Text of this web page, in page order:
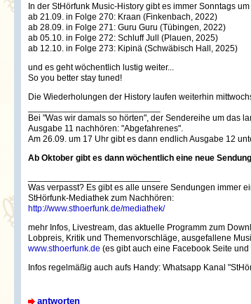
In der StHörfunk Music-History gibt es immer Sonntags
ab 21.09. in Folge 270: Kraan (Finkenbach, 2022)
ab 28.09. in Folge 271: Guru Guru (Tübingen, 2022)
ab 05.10. in Folge 272: Schluff Jull (Plauen, 2025)
ab 12.10. in Folge 273: Kipinä (Schwäbisch Hall, 2025)
und es geht wöchentlich lustig weiter...
So you better stay tuned!
Die Wiederholungen der History laufen weiterhin
Bei "Was wir damals so hörten", der Sendereihe um das
Ausgabe 11 nachhören: "Abgefahrenes".
Am 26.09. um 17 Uhr gibt es dann endlich Ausgabe 12
Ab Oktober gibt es dann wöchentlich eine neue
Was verpasst? Es gibt es alle unsere Sendungen immer
StHörfunk-Mediathek zum Nachhören:
http://www.sthoerfunk.de/mediathek/
mehr Infos, Livestream, das aktuelle Programm zum
Lobpreis, Kritik und Themenvorschläge, ausgefallene
www.sthoerfunk.de (es gibt auch eine Facebook Seite
Infos regelmäßig auch aufs Handy: Whatsapp Kanal
antworten